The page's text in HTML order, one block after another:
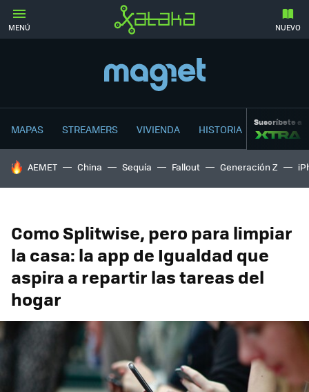
MENÚ NUEVO
MAPAS STREAMERS VIVIENDA HISTORIA Suscríbete a
HOY SE HABLA DE
AEMET China Sequía Fallout Generación Z
Como Splitwise, pero para limpiar
la casa: la app de Igualdad que
aspira a repartir las tareas del
hogar